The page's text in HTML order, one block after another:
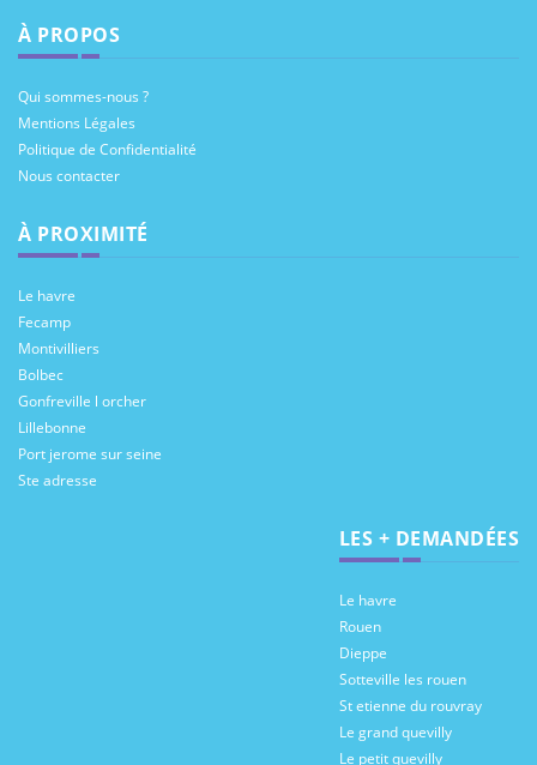
À PROPOS
Qui sommes-nous ?
Mentions Légales
Politique de Confidentialité
Nous contacter
À PROXIMITÉ
Le havre
Fecamp
Montivilliers
Bolbec
Gonfreville l orcher
Lillebonne
Port jerome sur seine
Ste adresse
LES + DEMANDÉES
Le havre
Rouen
Dieppe
Sotteville les rouen
St etienne du rouvray
Le grand quevilly
Le petit quevilly